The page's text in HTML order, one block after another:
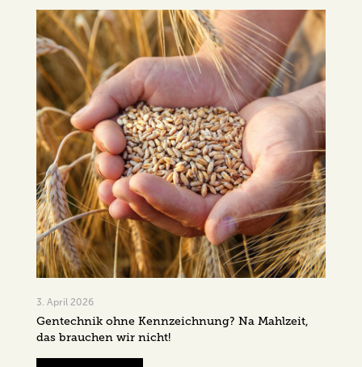
3. April 2026
Gentechnik ohne Kennzeichnung? Na Mahlzeit,
das brauchen wir nicht!